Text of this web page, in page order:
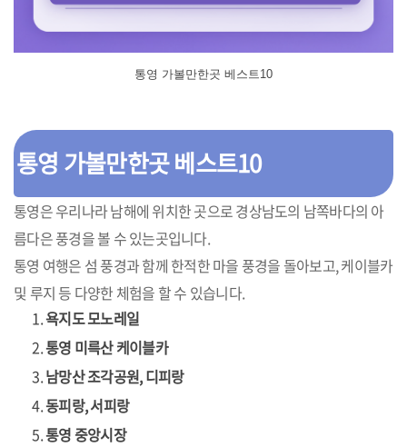
통영 가볼만한곳 베스트10
통영 가볼만한곳 베스트10
통영은 우리나라 남해에 위치한 곳으로 경상남도의 남쪽바다의 아
름다은 풍경을 볼 수 있는곳입니다.
통영 여행은 섬 풍경과 함께 한적한 마을 풍경을 돌아보고, 케이블카
및 루지 등 다양한 체험을 할 수 있습니다.
욕지도 모노레일
통영 미륵산 케이블카
남망산 조각공원, 디피랑
동피랑, 서피랑
통영 중앙시장